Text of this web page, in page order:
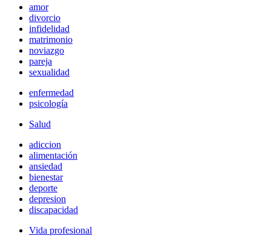
amor
divorcio
infidelidad
matrimonio
noviazgo
pareja
sexualidad
enfermedad
psicología
Salud
adiccion
alimentación
ansiedad
bienestar
deporte
depresion
discapacidad
Vida profesional